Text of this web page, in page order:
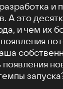
и
А это
и чем их
появления